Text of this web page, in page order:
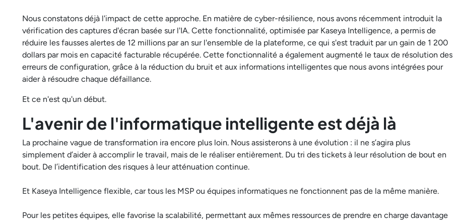
Nous constatons déjà l'impact de cette approche. En matière de cyber-résilience, nous avons récemment introduit la
vérification des captures d'écran basée sur l'IA. Cette fonctionnalité, optimisée par Kaseya Intelligence, a permis de
réduire les fausses alertes de 12 millions par an sur l'ensemble de la plateforme, ce qui s'est traduit par un gain de 1 200
dollars par mois en capacité facturable récupérée. Cette fonctionnalité a également augmenté le taux de résolution des
erreurs de configuration, grâce à la réduction du bruit et aux informations intelligentes que nous avons intégrées pour
aider à résoudre chaque défaillance.
Et ce n'est qu'un début.
L'avenir de l'informatique intelligente est déjà là
La prochaine vague de transformation ira encore plus loin. Nous assisterons à une évolution : il ne s’agira plus
simplement d’aider à accomplir le travail, mais de le réaliser entièrement. Du tri des tickets à leur résolution de bout en
bout. De l’identification des risques à leur atténuation continue.
Et Kaseya Intelligence flexible, car tous les MSP ou équipes informatiques ne fonctionnent pas de la même manière.
Pour les petites équipes, elle favorise la scalabilité, permettant aux mêmes ressources de prendre en charge davantage